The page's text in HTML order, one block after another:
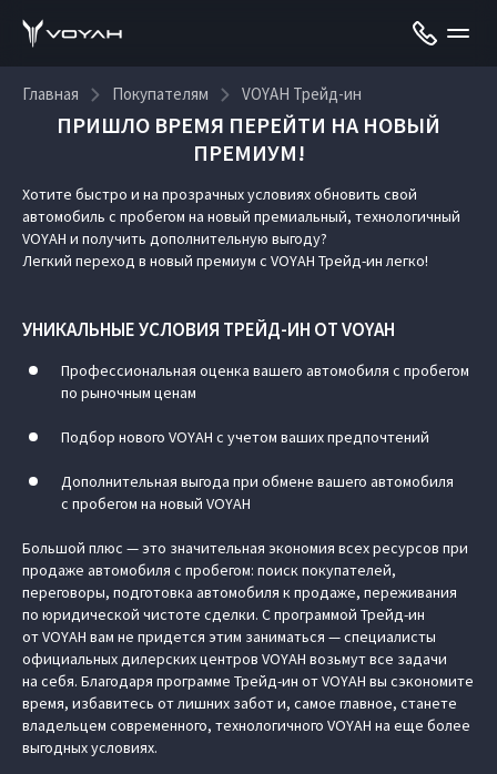
Главная Покупателям VOYAH Трейд-ин
ПРИШЛО ВРЕМЯ ПЕРЕЙТИ НА НОВЫЙ
ПРЕМИУМ!
VOYAH Трейд-ин
Хотите быстро и на прозрачных условиях обновить свой
автомобиль с пробегом на новый премиальный, технологичный
VOYAH и получить дополнительную выгоду?
Легкий переход в новый премиум с VOYAH Трейд-ин легко!
УНИКАЛЬНЫЕ УСЛОВИЯ ТРЕЙД-ИН ОТ VOYAH
Профессиональная оценка вашего автомобиля с пробегом
по рыночным ценам
Подбор нового VOYAH с учетом ваших предпочтений
Дополнительная выгода при обмене вашего автомобиля
с пробегом на новый VOYAH
Большой плюс — это значительная экономия всех ресурсов при
продаже автомобиля с пробегом: поиск покупателей,
переговоры, подготовка автомобиля к продаже, переживания
по юридической чистоте сделки. С программой Трейд-ин
от VOYAH вам не придется этим заниматься — специалисты
официальных дилерских центров VOYAH возьмут все задачи
на себя. Благодаря программе Трейд-ин от VOYAH вы сэкономите
время, избавитесь от лишних забот и, самое главное, станете
владельцем современного, технологичного VOYAH на еще более
выгодных условиях.